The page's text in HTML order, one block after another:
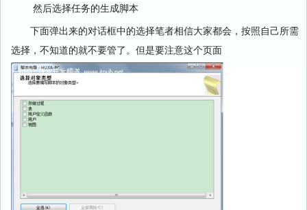
然后选择任务的生成脚本
下面弹出来的对话框中的选择笔者相信大家都会，按照自己所需
选择，不知道的就不要管了。但是要注意这个页面